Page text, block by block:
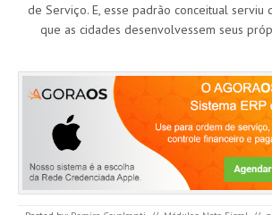
de Serviço. E, esse padrão conceitual serviu
que as cidades desenvolvessem seus